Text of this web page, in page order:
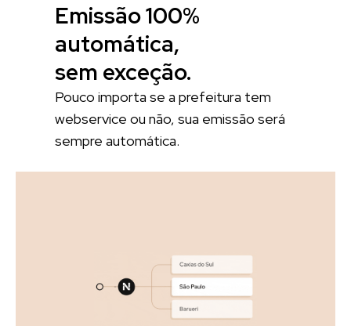
Emissão 100%
automática,
sem exceção.
Pouco importa se a prefeitura tem
webservice ou não, sua emissão será
sempre automática.